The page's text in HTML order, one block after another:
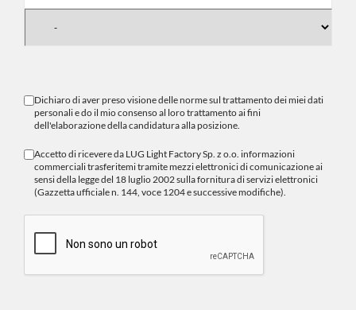
Dichiaro di aver preso visione delle norme sul trattamento dei miei dati
personalie do il mio consenso al loro trattamento ai fini
dell'elaborazione della candidatura alla posizione.
Accetto di ricevere da LUG Light Factory Sp. z o.o. informazioni
commerciali trasferitemi tramite mezzi elettronici di comunicazione ai
sensi della legge del 18 luglio 2002 sulla fornitura di servizi elettronici
(Gazzetta ufficiale n. 144, voce 1204 e successive modifiche).